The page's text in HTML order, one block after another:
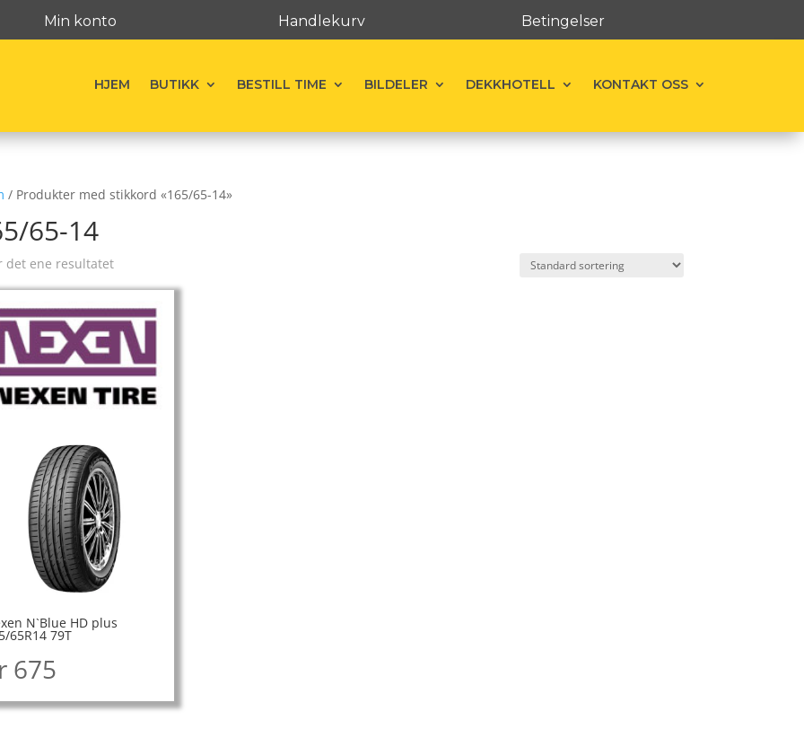
Min konto Handlekurv Betingelser
HJEM BUTIKK BESTILL TIME BILDELER DEKKHOTELL KONTAKT OSS
/ Produkter med stikkord «165/65-14»
65-14
det ene resultatet
N`Blue HD plus
65R14 79T
675